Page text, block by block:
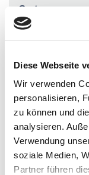
Diese Webseite
Wir verwenden
personalisieren,
zu können und
analysieren.
Verwendung
soziale Medien,
Partner führen
Garten
Genussmittel
Medikamente
Nahrungsmittel